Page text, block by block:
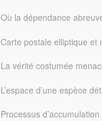
Où la dépendance
Carte postale elliptique et
La vérité costumée
L’espace d’une espèce
Processus